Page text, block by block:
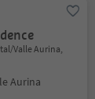
Valle Aurina,
Aurina